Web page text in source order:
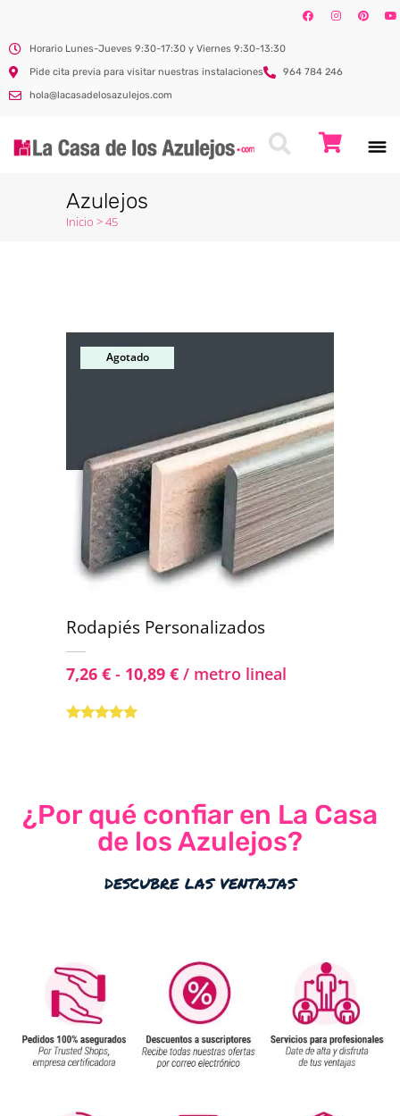
Horario Lunes-Jueves 9:30-17:30 y Viernes 9:30-13:30
Pide cita previa para visitar nuestras instalaciones
964 784 246
hola@lacasadelosazulejos.com
Azulejos
Inicio >45
Agotado
Rodapiés Personalizados
7,26 € - 10,89 € / metro lineal
¿Por qué confiar en La Casa
de los Azulejos?
descubre las ventajas